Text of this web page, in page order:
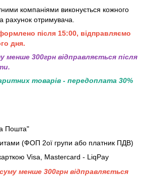
компаніями виконується кожного
рахунок отримувача.
після 15:00, відправляємо
дня.
менше 300грн вiдправляється пiсля
товарів - передоплата 30%
Пошта"
(ФОП 2ої групи або платник ПДВ)
Visa, Mastercard - LiqPay
менше 300грн вiдправляється